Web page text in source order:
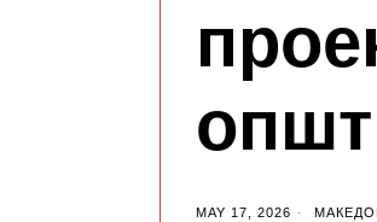
MAY 17, 2026